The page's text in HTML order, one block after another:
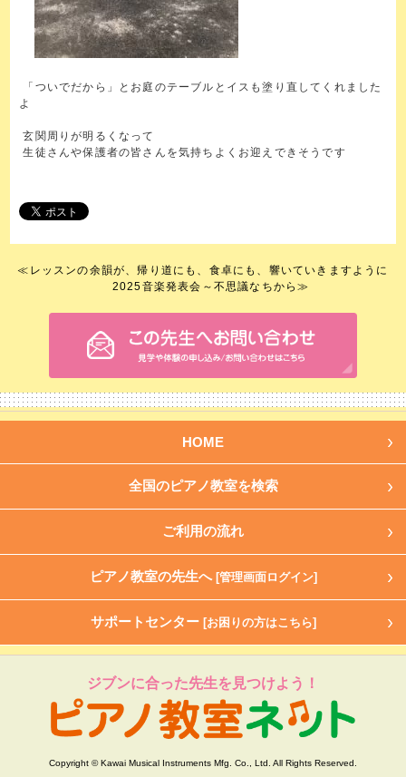
「ついでだから」とお庭のテーブルとイスも塗り直してくれました
よ
玄関周りが明るくなって
生徒さんや保護者の皆さんを気持ちよくお迎えできそうです
≪ レッスンの余韻が、帰り道にも、食卓にも、響いていきますように
2025音楽発表会～不思議なちから≫
HOME
全国のピアノ教室を検索
ご利用の流れ
ピアノ教室の先生へ [管理画面ログイン]
サポートセンター [お困りの方はこちら]
ジブンに合った先生を見つけよう！
Copyright © Kawai Musical Instruments Mfg. Co., Ltd. All Rights Reserved.